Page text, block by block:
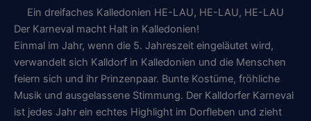
Ein dreifaches Kalledonien HE-LAU, HE-LAU, HE-LAU
Der Karneval macht Halt in Kalledonien!
Einmal im Jahr, wenn die 5. Jahreszeit eingeläutet wird,
verwandelt sich Kalldorf in Kalledonien und die Menschen
feiern sich und ihr Prinzenpaar. Bunte Kostüme, fröhliche
Musik und ausgelassene Stimmung. Der Kalldorfer Karneval
ist jedes Jahr ein echtes Highlight im Dorfleben und zieht